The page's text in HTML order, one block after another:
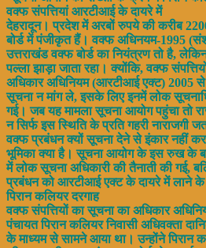
वक्फ संपत्तियां आरटीआई के दायरे में
देहरादून। प्रदेश में अरबों रुपये की करीब
बोर्ड में पंजीकृत हैं। वक्फ अधिनयम-1995
उत्तराखंड वक्फ बोर्ड का नियंत्रण तो है, लेकिन
पल्ला झाड़ा जाता रहा। क्योंकि, वक्फ
अधिकार अधिनियम (आरटीआई एक्ट) 2005
सूचना न मांग ले, इसके लिए इनमें लोक
गई। जब यह मामला सूचना आयोग पहुंचा तो
न सिर्फ इस स्थिति के प्रति गहरी नाराजगी
वक्फ प्रबंधन क्यों सूचना देने से इंकार नहीं
भूमिका क्या है। सूचना आयोग के इस रुख के
में लोक सूचना अधिकारी की तैनाती की गई,
प्रबंधन को आरटीआई एक्ट के दायरे में लाने
पिरान कलियर दरगाह
वक्फ संपत्तियों का सूचना का अधिकार
पंचायत पिरान कलियर निवासी अधिवक्ता
के माध्यम से सामने आया था। उन्होंने पिरान